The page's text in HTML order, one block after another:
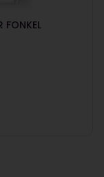
FONKEL